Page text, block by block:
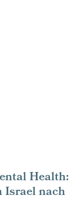
Health:
Israel nach